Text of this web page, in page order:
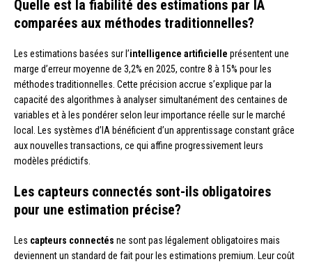
Quelle est la fiabilité des estimations par IA
comparées aux méthodes traditionnelles?
Les estimations basées sur l’intelligence artificielle présentent une
marge d’erreur moyenne de 3,2% en 2025, contre 8 à 15% pour les
méthodes traditionnelles. Cette précision accrue s’explique par la
capacité des algorithmes à analyser simultanément des centaines de
variables et à les pondérer selon leur importance réelle sur le marché
local. Les systèmes d’IA bénéficient d’un apprentissage constant grâce
aux nouvelles transactions, ce qui affine progressivement leurs
modèles prédictifs.
Les capteurs connectés sont-ils obligatoires
pour une estimation précise?
Les capteurs connectés ne sont pas légalement obligatoires mais
deviennent un standard de fait pour les estimations premium. Leur coût